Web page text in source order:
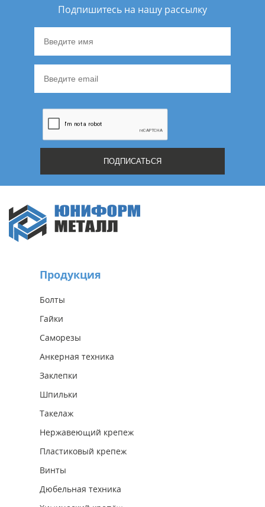
Подпишитесь на нашу рассылку
Продукция
Болты
Гайки
Саморезы
Анкерная техника
Заклепки
Шпильки
Такелаж
Нержавеющий крепеж
Пластиковый крепеж
Винты
Дюбельная техника